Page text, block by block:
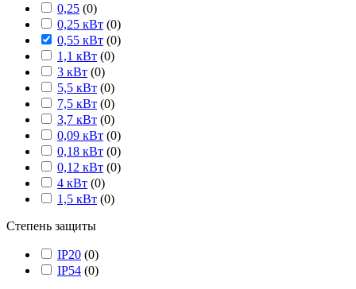
0,25 (0)
0,25 кВт (0)
0,55 кВт (0)
1,1 кВт (0)
3 кВт (0)
5,5 кВт (0)
7,5 кВт (0)
3,7 кВт (0)
0,09 кВт (0)
0,18 кВт (0)
0,12 кВт (0)
4 кВт (0)
1,5 кВт (0)
Степень защиты
IP20 (0)
IP54 (0)